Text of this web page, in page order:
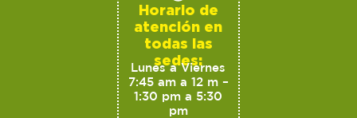
Horario de
atención en
todas las
sedes:
Lunes a Viernes
7:45 am a 12 m –
1:30 pm a 5:30
pm